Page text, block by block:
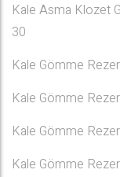
Kale Asma Klozet
30
Kale Gömme
Kale Gömme
Kale Gömme
Kale Gömme